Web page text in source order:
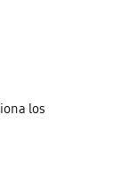
los